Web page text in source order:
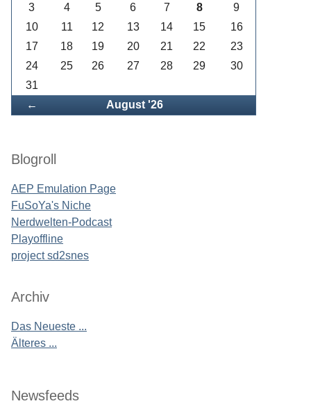
← August '26
3
4 5 6 7 8
9
10
11 12 13 14 15
16
17
18 19 20 21 22
23
24
25 26 27 28 29
30
31
Blogroll
AEP Emulation Page
FuSoYa's Niche
Nerdwelten-Podcast
Playoffline
project sd2snes
Archiv
Das Neueste ...
Älteres ...
Newsfeeds